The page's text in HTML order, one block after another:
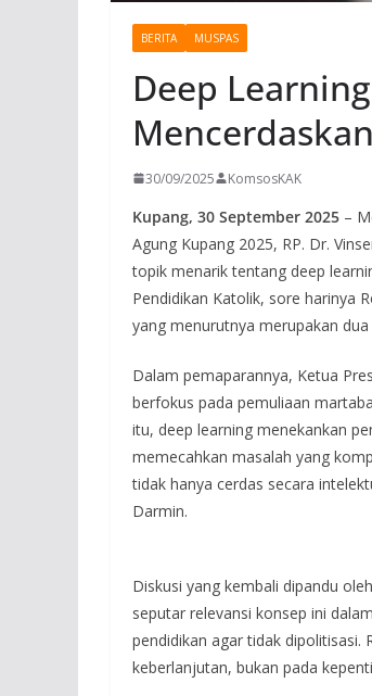
BERITA MUSPAS
Deep
30/09/2025 KomsosKAK
Kupang, 30 September 2025 –
Agung Kupang 2025, RP. Dr.
topik menarik tentang deep
Pendidikan Katolik, sore harinya
yang menurutnya merupakan
Dalam pemaparannya, Ketua
berfokus pada pemuliaan
itu, deep learning menekankan
memecahkan masalah yang
tidak hanya cerdas secara
Darmin.
Diskusi yang kembali dipandu
seputar relevansi konsep ini
pendidikan agar tidak dipolitisasi.
keberlanjutan, bukan pada